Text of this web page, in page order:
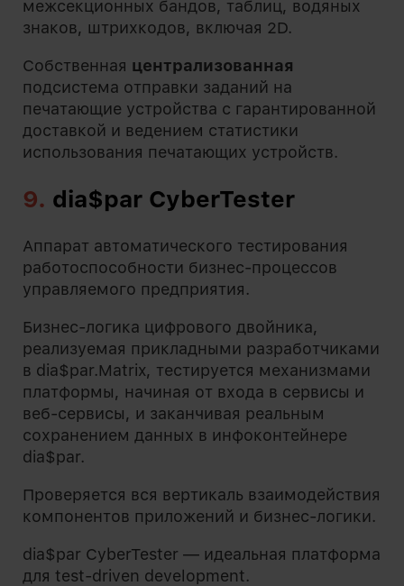
межсекционных бандов, таблиц, водяных
знаков, штрихкодов, включая 2D.
Собственная централизованная
подсистема отправки заданий на
печатающие устройства с гарантированной
доставкой и ведением статистики
использования печатающих устройств.
9. dia$par CyberTester
Аппарат автоматического тестирования
работоспособности бизнес-процессов
управляемого предприятия.
Бизнес-логика цифрового двойника,
реализуемая прикладными разработчиками
в dia$par.Matrix, тестируется механизмами
платформы, начиная от входа в сервисы и
веб-сервисы, и заканчивая реальным
сохранением данных в инфоконтейнере
dia$par.
Проверяется вся вертикаль взаимодействия
компонентов приложений и бизнес-логики.
dia$par CyberTester — идеальная платформа
для test-driven development.